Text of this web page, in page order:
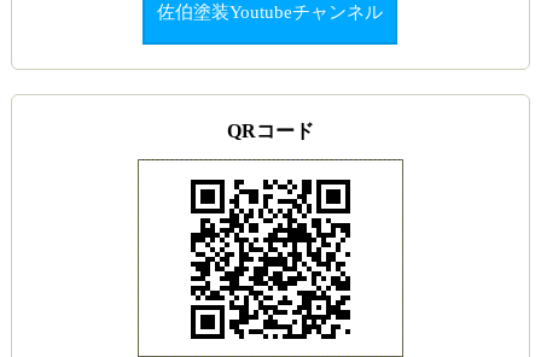
佐伯塗装Youtubeチャンネル
QRコード